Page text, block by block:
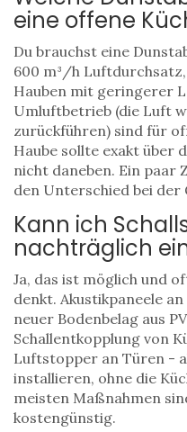
eine offene
Du brauchst eine
600 m³/h
Hauben mit geringerer
Umluftbetrieb (die Luft
zurückführen) sind für
Haube sollte exakt über
nicht daneben. Ein paar
den Unterschied bei der
Kann ich
nachträglich
Ja, das ist möglich und
denkt. Akustikpaneele
neuer Bodenbelag aus
Schallentkopplung von
Luftstopper an Türen -
installieren, ohne die
meisten Maßnahmen
kostengünstig.